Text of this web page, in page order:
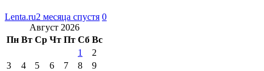
Lenta.ru2 месяца спустя 0
Август 2026
Пн Вт Ср Чт Пт Сб Вс
1
2
3
4 5 6 7 8
9